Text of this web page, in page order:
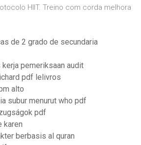
HIIT. Treino com corda melhora
de 2 grado de secundaria
pemeriksaan audit
pdf lelivros
alto
subur menurut who pdf
pdf
karen
berbasis al quran